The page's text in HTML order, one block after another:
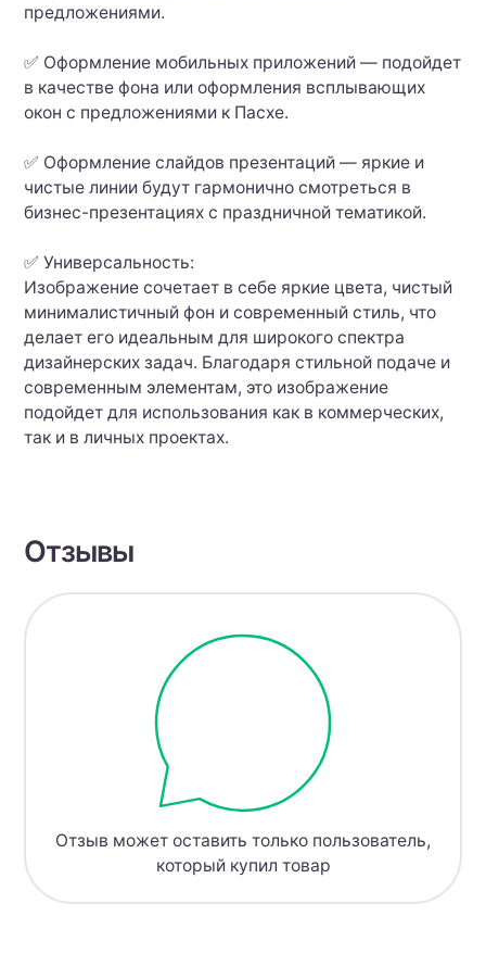
предложениями.
✅ Оформление мобильных приложений — подойдет
в качестве фона или оформления всплывающих
окон с предложениями к Пасхе.
✅ Оформление слайдов презентаций — яркие и
чистые линии будут гармонично смотреться в
бизнес-презентациях с праздничной тематикой.
✅ Универсальность:
Изображение сочетает в себе яркие цвета, чистый
минималистичный фон и современный стиль, что
делает его идеальным для широкого спектра
дизайнерских задач. Благодаря стильной подаче и
современным элементам, это изображение
подойдет для использования как в коммерческих,
так и в личных проектах.
Отзывы
Отзыв может оставить только пользователь,
который купил товар